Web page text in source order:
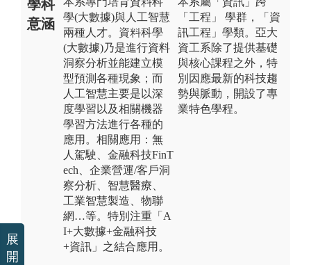
學科
意涵
學(大數據)與人工智慧
兩種人才。資料科學
(大數據)乃是進行資料
洞察分析並能建立模
型預測各種現象；而
人工智慧主要是以深
度學習以及相關機器
學習方法進行各種的
應用。相關應用：無
人駕駛、金融科技FinT
ech、企業營運/客戶洞
察分析、智慧醫療、
工業智慧製造、物聯
網…等。特別注重「A
I+大數據+金融科技
+資訊」之結合應用。
「工程」 學群，「資
訊工程」學類。亞大
資工系除了提供基礎
與核心課程之外，特
別因應最新的科技趨
勢與脈動，開設了專
業特色學程。
展
開